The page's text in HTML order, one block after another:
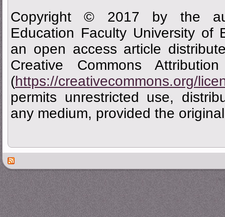
Copyright © 2017 by the
Education Faculty University of
an open access article
Creative Commons
(https://creativecommons.org/
permits unrestricted use,
any medium, provided the